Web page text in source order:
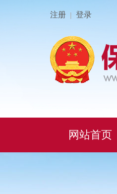
注册 | 登录
网站首页